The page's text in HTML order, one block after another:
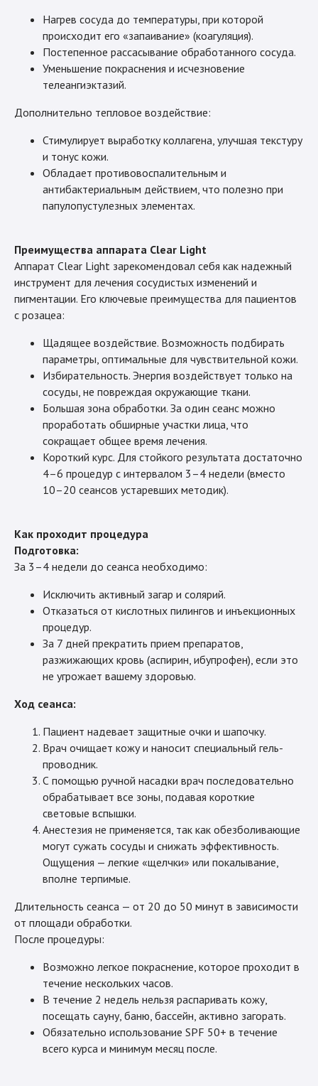
Нагрев сосуда до температуры, при которой
происходит его «запаивание» (коагуляция).
Постепенное рассасывание обработанного сосуда.
Уменьшение покраснения и исчезновение
телеангиэктазий.
Дополнительно тепловое воздействие:
Стимулирует выработку коллагена, улучшая текстуру
и тонус кожи.
Обладает противовоспалительным и
антибактериальным действием, что полезно при
папулопустулезных элементах.
Преимущества аппарата Clear Light
Аппарат Clear Light зарекомендовал себя как надежный
инструмент для лечения сосудистых изменений и
пигментации. Его ключевые преимущества для пациентов
с розацеа:
Щадящее воздействие. Возможность подбирать
параметры, оптимальные для чувствительной кожи.
Избирательность. Энергия воздействует только на
сосуды, не повреждая окружающие ткани.
Большая зона обработки. За один сеанс можно
проработать обширные участки лица, что
сокращает общее время лечения.
Короткий курс. Для стойкого результата достаточно
4–6 процедур с интервалом 3–4 недели (вместо
10–20 сеансов устаревших методик).
Как проходит процедура
Подготовка:
За 3–4 недели до сеанса необходимо:
Исключить активный загар и солярий.
Отказаться от кислотных пилингов и инъекционных
процедур.
За 7 дней прекратить прием препаратов,
разжижающих кровь (аспирин, ибупрофен), если это
не угрожает вашему здоровью.
Ход сеанса:
Пациент надевает защитные очки и шапочку.
Врач очищает кожу и наносит специальный гель-
проводник.
С помощью ручной насадки врач последовательно
обрабатывает все зоны, подавая короткие
световые вспышки.
Анестезия не применяется, так как обезболивающие
могут сужать сосуды и снижать эффективность.
Ощущения — легкие «щелчки» или покалывание,
вполне терпимые.
Длительность сеанса — от 20 до 50 минут в зависимости
от площади обработки.
После процедуры:
Возможно легкое покраснение, которое проходит в
течение нескольких часов.
В течение 2 недель нельзя распаривать кожу,
посещать сауну, баню, бассейн, активно загорать.
Обязательно использование SPF 50+ в течение
всего курса и минимум месяц после.